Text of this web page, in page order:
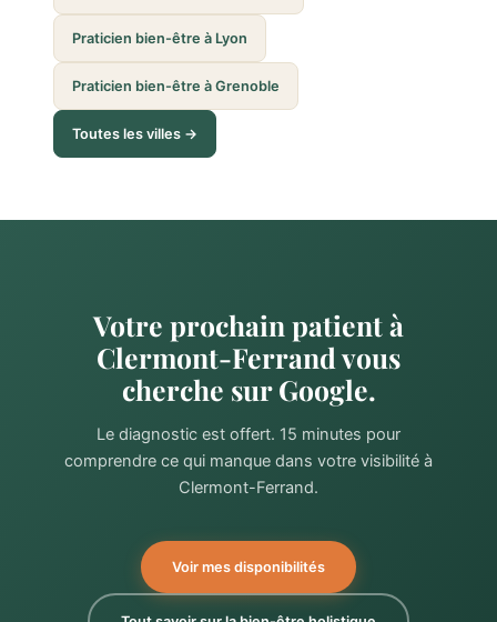
Praticien bien-être à Lyon
Praticien bien-être à Grenoble
Toutes les villes →
Votre prochain patient à
Clermont-Ferrand vous
cherche sur Google.
Le diagnostic est offert. 15 minutes pour
comprendre ce qui manque dans votre visibilité à
Clermont-Ferrand.
Voir mes disponibilités